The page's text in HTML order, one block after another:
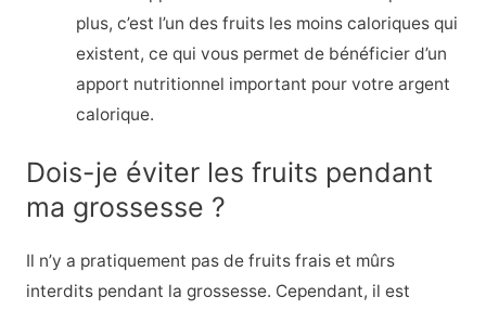
plus, c’est l’un des fruits les moins caloriques qui
existent, ce qui vous permet de bénéficier d’un
apport nutritionnel important pour votre argent
calorique.
Dois-je éviter les fruits pendant
ma grossesse ?
Il n’y a pratiquement pas de fruits frais et mûrs
interdits pendant la grossesse. Cependant, il est